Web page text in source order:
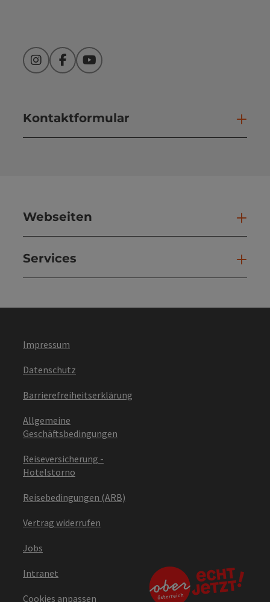
InstagramFacebookYouTube
Kontaktformular
Webseiten
Services
Impressum
Datenschutz
Barrierefreiheitserklärung
Allgemeine
Geschäftsbedingungen
Reiseversicherung -
Hotelstorno
Reisebedingungen (ARB)
Vertrag widerrufen
Jobs
Intranet
Cookies anpassen